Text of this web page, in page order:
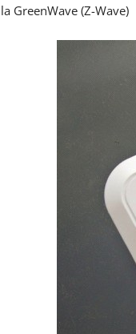
la GreenWave (Z-Wave)